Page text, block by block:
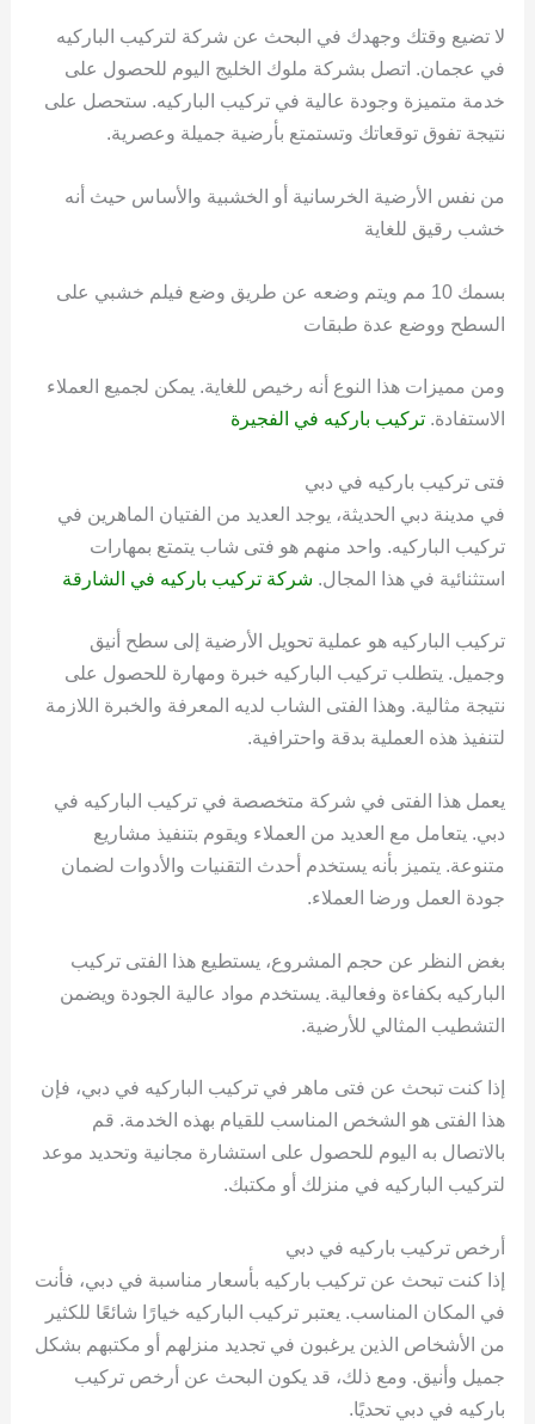
لا تضيع وقتك وجهدك في البحث عن شركة لتركيب الباركيه
في عجمان. اتصل بشركة ملوك الخليج اليوم للحصول على
خدمة متميزة وجودة عالية في تركيب الباركيه. ستحصل على
نتيجة تفوق توقعاتك وتستمتع بأرضية جميلة وعصرية.
من نفس الأرضية الخرسانية أو الخشبية والأساس حيث أنه
خشب رقيق للغاية
بسمك 10 مم ويتم وضعه عن طريق وضع فيلم خشبي على
السطح ووضع عدة طبقات
ومن مميزات هذا النوع أنه رخيص للغاية. يمكن لجميع العملاء
الاستفادة. تركيب باركيه في الفجيرة
فتى تركيب باركيه في دبي
في مدينة دبي الحديثة، يوجد العديد من الفتيان الماهرين في
تركيب الباركيه. واحد منهم هو فتى شاب يتمتع بمهارات
استثنائية في هذا المجال. شركة تركيب باركيه في الشارقة
تركيب الباركيه هو عملية تحويل الأرضية إلى سطح أنيق
وجميل. يتطلب تركيب الباركيه خبرة ومهارة للحصول على
نتيجة مثالية. وهذا الفتى الشاب لديه المعرفة والخبرة اللازمة
لتنفيذ هذه العملية بدقة واحترافية.
يعمل هذا الفتى في شركة متخصصة في تركيب الباركيه في
دبي. يتعامل مع العديد من العملاء ويقوم بتنفيذ مشاريع
متنوعة. يتميز بأنه يستخدم أحدث التقنيات والأدوات لضمان
جودة العمل ورضا العملاء.
بغض النظر عن حجم المشروع، يستطيع هذا الفتى تركيب
الباركيه بكفاءة وفعالية. يستخدم مواد عالية الجودة ويضمن
التشطيب المثالي للأرضية.
إذا كنت تبحث عن فتى ماهر في تركيب الباركيه في دبي، فإن
هذا الفتى هو الشخص المناسب للقيام بهذه الخدمة. قم
بالاتصال به اليوم للحصول على استشارة مجانية وتحديد موعد
لتركيب الباركيه في منزلك أو مكتبك.
أرخص تركيب باركيه في دبي
إذا كنت تبحث عن تركيب باركيه بأسعار مناسبة في دبي، فأنت
في المكان المناسب. يعتبر تركيب الباركيه خيارًا شائعًا للكثير
من الأشخاص الذين يرغبون في تجديد منزلهم أو مكتبهم بشكل
جميل وأنيق. ومع ذلك، قد يكون البحث عن أرخص تركيب
باركيه في دبي تحديًا.